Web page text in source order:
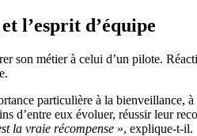
l’esprit d’équipe
son métier à celui d’un pilote.
particulière à la bienveillance,
d’entre eux évoluer, réussir leur
la vraie récompense », explique-t-il.